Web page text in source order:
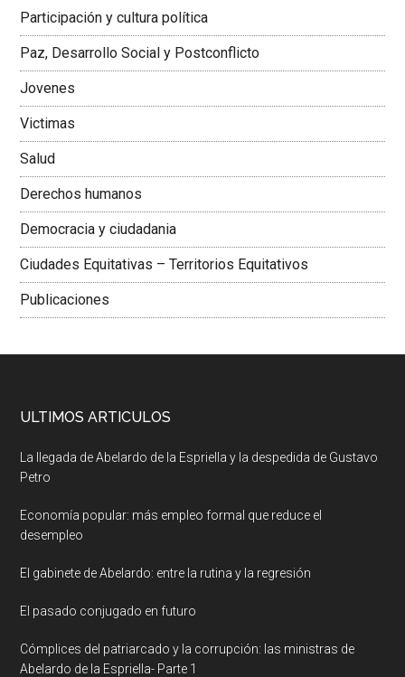
Colombiana
Participación y cultura política
Paz, Desarrollo Social y Postconflicto
Jovenes
Victimas
Salud
Derechos humanos
Democracia y ciudadania
Ciudades Equitativas – Territorios Equitativos
Publicaciones
ULTIMOS ARTICULOS
La llegada de Abelardo de la Espriella y la despedida de Gustavo
Petro
Economía popular: más empleo formal que reduce el
desempleo
El gabinete de Abelardo: entre la rutina y la regresión
El pasado conjugado en futuro
Cómplices del patriarcado y la corrupción: las ministras de
Abelardo de la Espriella- Parte 1